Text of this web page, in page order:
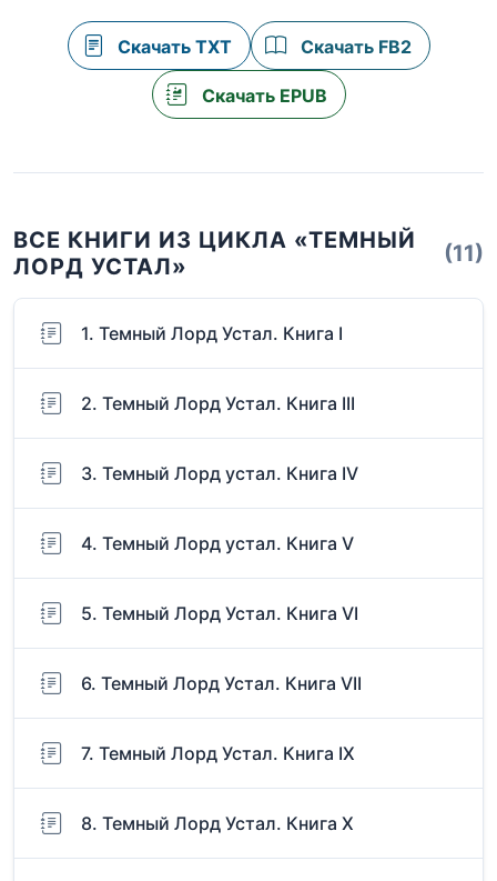
Скачать TXT Скачать FB2
Скачать EPUB
ВСЕ КНИГИ ИЗ ЦИКЛА «ТЕМНЫЙ
ЛОРД УСТАЛ»
(11)
1. Темный Лорд Устал. Книга I
2. Темный Лорд Устал. Книга III
3. Темный Лорд устал. Книга IV
4. Темный Лорд устал. Книга V
5. Темный Лорд Устал. Книга VI
6. Темный Лорд Устал. Книга VII
7. Темный Лорд Устал. Книга IX
8. Темный Лорд Устал. Книга X